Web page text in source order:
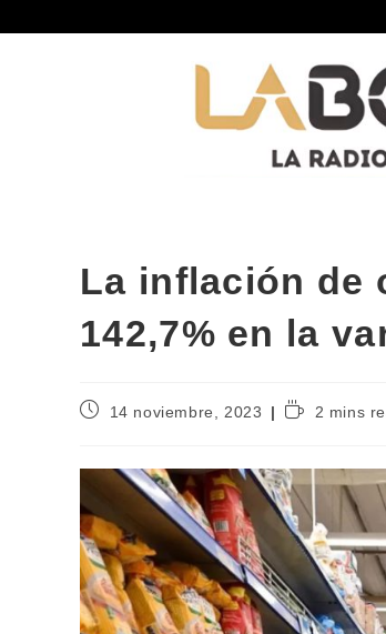
La inflación de
142,7% en la
14 noviembre, 2023 2 mins